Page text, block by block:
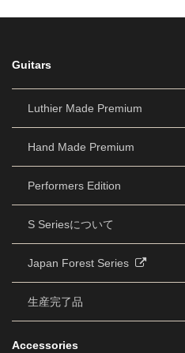
Guitars
Luthier Made Premium
Hand Made Premium
Performers Edition
S Seriesについて
Japan Forest Series
生産完了品
Accessories